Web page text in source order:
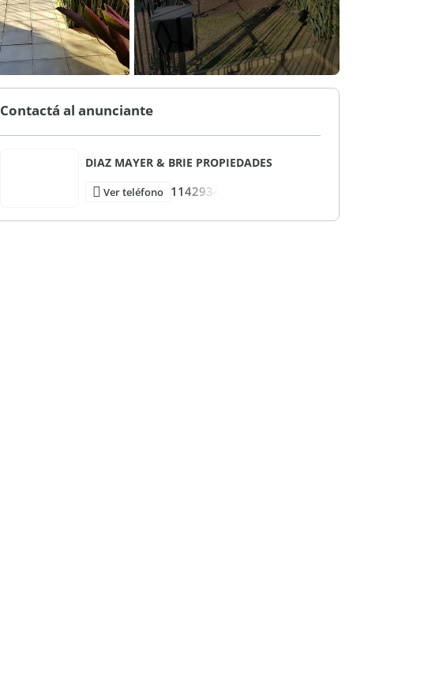
Contactá al anunciante
DIAZ MAYER & BRIE PROPIEDADES
Ver teléfono 1142934